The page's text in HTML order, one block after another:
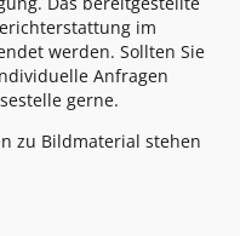
im
werden. Sollten Sie
Anfragen
gerne.
zu Bildmaterial stehen